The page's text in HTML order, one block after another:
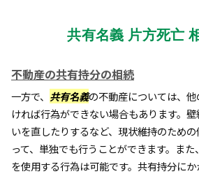
共有名義 片方死亡
不動産の共有持分の相続
一方で、 共有名義の不動産については、
ければ行為ができない場合もあります。
いを直したりするなど、現状維持のため
って、単独でも行うことができます。ま
を使用する行為は可能です。共有持分に